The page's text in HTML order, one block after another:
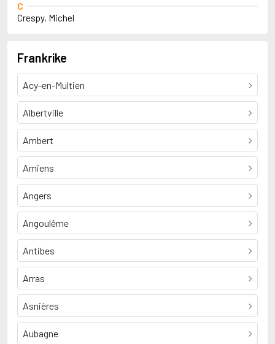
C
Crespy, Michel
Frankrike
Acy-en-Multien
Albertville
Ambert
Amiens
Angers
Angoulême
Antibes
Arras
Asnières
Aubagne